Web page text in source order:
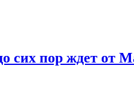
сих пор ждет от